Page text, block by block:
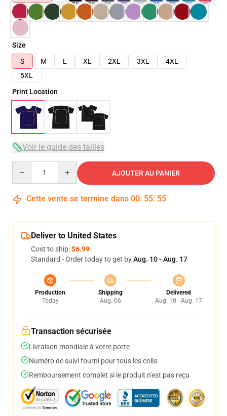
Size
S
M L XL 2XL 3XL
4XL
5XL
Print Location
Voir le guide des tailles
AJOUTER AU PANIER
Cette vente se termine dans 00: 55: 54
Deliver to United States
Cost to ship:$6.99
Standard - Order today to get byAug. 10 - Aug. 17
Production
Today
Shipping
Aug. 06
Delivered
Aug. 10 - Aug. 17
Transaction sécurisée
Livraison mondiale à votre porte
Numéro de suivi fourni pour tous les colis
Remboursement complet si le produit n'est pas reçu